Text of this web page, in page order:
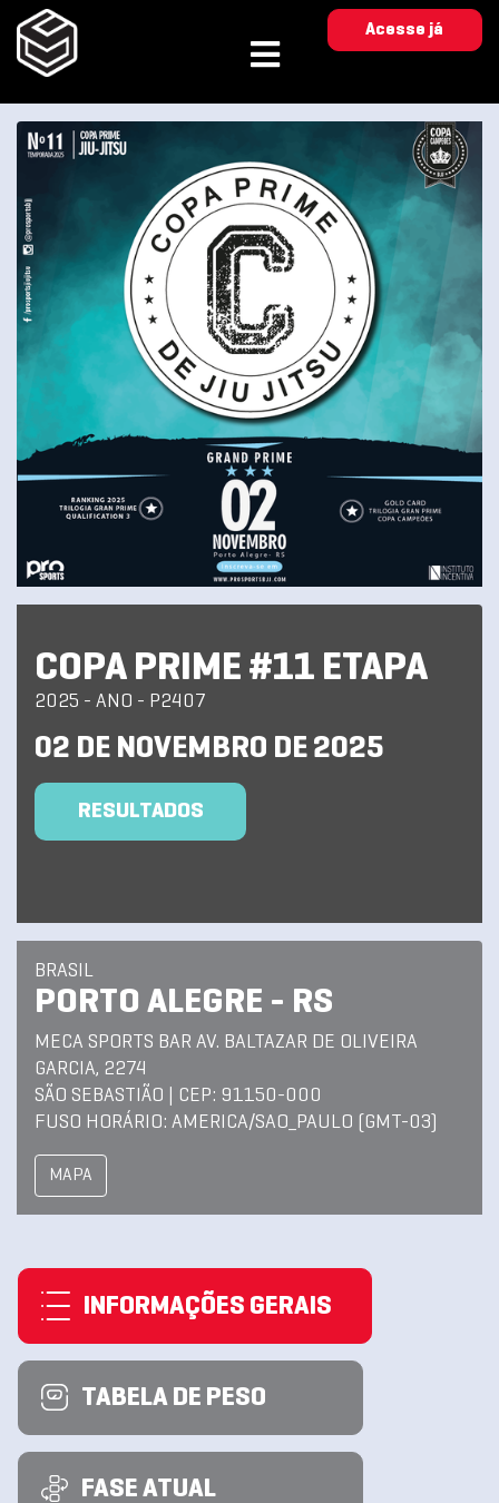
Acesse já
COPA PRIME #11 ETAPA
2025 - ANO - P2407
02 DE NOVEMBRO DE 2025
RESULTADOS
BRASIL
PORTO ALEGRE - RS
MECA SPORTS BAR AV. BALTAZAR DE OLIVEIRA
GARCIA, 2274
SÃO SEBASTIÃO | CEP: 91150-000
FUSO HORÁRIO: AMERICA/SAO_PAULO (GMT-03)
MAPA
INFORMAÇÕES GERAIS
TABELA DE PESO
FASE ATUAL